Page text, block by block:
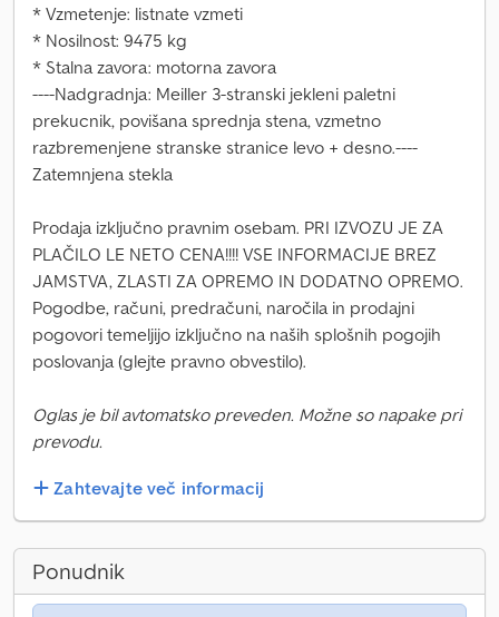
* Vzmetenje: listnate vzmeti
* Nosilnost: 9475 kg
* Stalna zavora: motorna zavora
----Nadgradnja: Meiller 3-stranski jekleni paletni
prekucnik, povišana sprednja stena, vzmetno
razbremenjene stranske stranice levo + desno.----
Zatemnjena stekla
Prodaja izključno pravnim osebam. PRI IZVOZU JE ZA
PLAČILO LE NETO CENA!!!! VSE INFORMACIJE BREZ
JAMSTVA, ZLASTI ZA OPREMO IN DODATNO OPREMO.
Pogodbe, računi, predračuni, naročila in prodajni
pogovori temeljijo izključno na naših splošnih pogojih
poslovanja (glejte pravno obvestilo).
Oglas je bil avtomatsko preveden. Možne so napake pri
prevodu.
Zahtevajte več informacij
Ponudnik